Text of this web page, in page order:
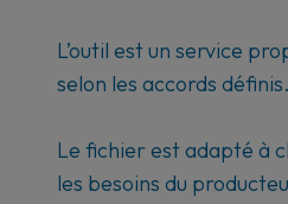
L’outil est un service
selon les accords définis.
Le fichier est adapté à
les besoins du